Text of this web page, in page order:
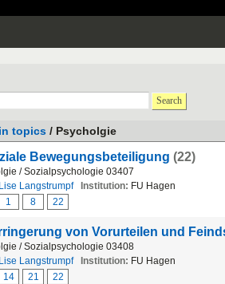
Search
topics / Psycholgie
Bewegungsbeteiligung (22)
/ Sozialpsychologie 03407
Lise Langstrumpf Institution: FU Hagen
1 8 22
von Vorurteilen und
/ Sozialpsychologie 03408
Lise Langstrumpf Institution: FU Hagen
14 21 22